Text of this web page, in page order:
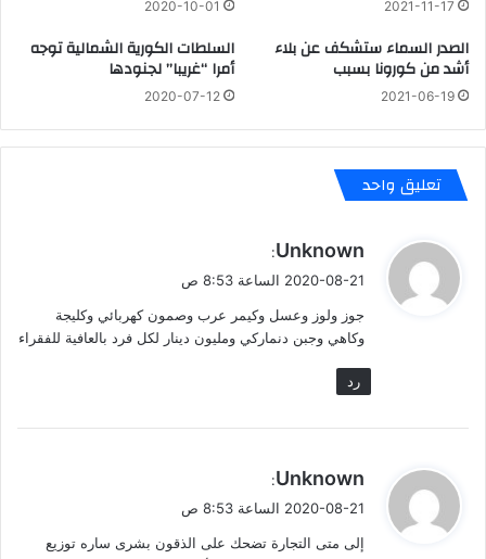
2021-11-17
2020-10-01
الصدر السماء ستشكف عن بلاء
أشد من كورونا بسبب
2021-06-19
السلطات الكورية الشمالية توجه
أمرا “غريبا” لجنودها
2020-07-12
تعليق واحد
ي
ل
Unknown
:
2020-08-21 الساعة 8:53 ص
جوز ولوز وعسل وكيمر عرب وصمون كهربائي وكليجة
وكاهي وجبن دنماركي ومليون دينار لكل فرد بالعافية للفقراء
رد
ي
ل
Unknown
:
2020-08-21 الساعة 8:53 ص
إلى متى التجارة تضحك على الذقون بشرى ساره توزيع